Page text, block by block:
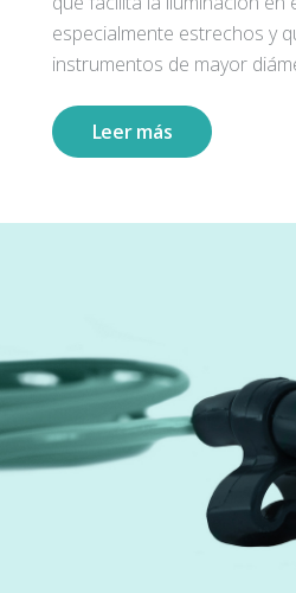
especialmente estrechos y
instrumentos de mayor
Leer más